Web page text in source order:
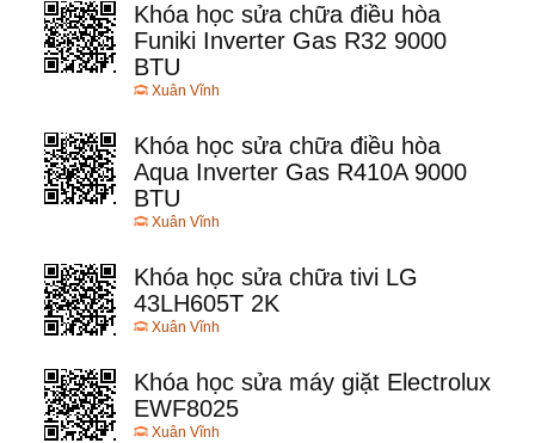
Khóa học sửa chữa điều hòa
Funiki Inverter Gas R32 9000
BTU
Xuân Vĩnh
Khóa học sửa chữa điều hòa
Aqua Inverter Gas R410A 9000
BTU
Xuân Vĩnh
Khóa học sửa chữa tivi LG
43LH605T 2K
Xuân Vĩnh
Khóa học sửa máy giặt Electrolux
EWF8025
Xuân Vĩnh